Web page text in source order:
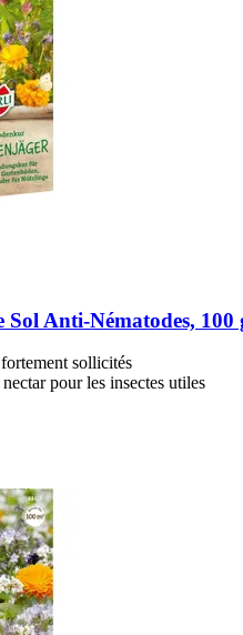
Sol Anti-​Nématodes, 100
sollicités
pour les insectes utiles